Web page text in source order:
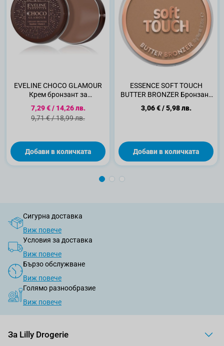
EVELINE CHOCO GLAMOUR
Крем бронзант за
20 гр
Специална цена
7,29 €/ 14,26 лв.
Стандартна цена
9,71 €/18,99 лв.
Добави в количката
ESSENCE SOFT TOUCH
BUTTER BRONZER Бронзант
3,06 €/5,98 лв.
Добави в количката
Сигурна доставка
Виж повече
Условия за доставка
Виж повече
Бързо обслужване
Виж повече
Голямо разнообразие
Виж повече
За Lilly Drogerie